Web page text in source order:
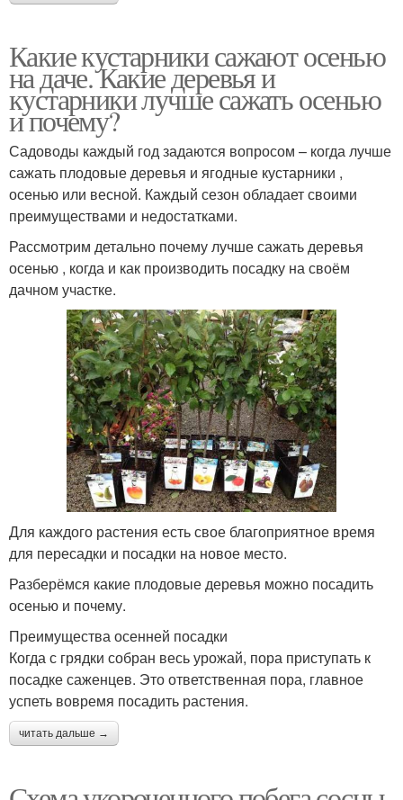
Какие кустарники сажают осенью
на даче. Какие деревья и
кустарники лучше сажать осенью
и почему?
Садоводы каждый год задаются вопросом – когда лучше
сажать плодовые деревья и ягодные кустарники ,
осенью или весной. Каждый сезон обладает своими
преимуществами и недостатками.
Рассмотрим детально почему лучше сажать деревья
осенью , когда и как производить посадку на своём
дачном участке.
Для каждого растения есть свое благоприятное время
для пересадки и посадки на новое место.
Разберёмся какие плодовые деревья можно посадить
осенью и почему.
Преимущества осенней посадки
Когда с грядки собран весь урожай, пора приступать к
посадке саженцев. Это ответственная пора, главное
успеть вовремя посадить растения.
читать дальше →